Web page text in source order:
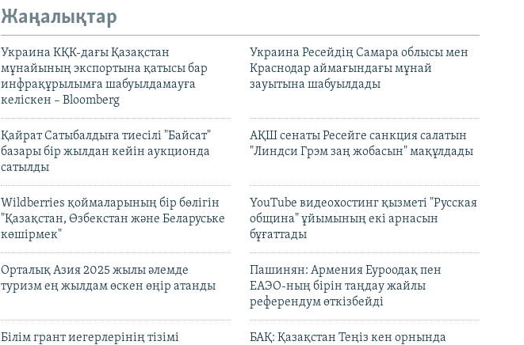
Жаңалықтар
Украина КҚК-дағы Қазақстан
мұнайының экспортына қатысы бар
инфрақұрылымға шабуылдамауға
келіскен – Bloomberg
Украина Ресейдің Самара облысы мен
Краснодар аймағындағы мұнай
зауытына шабуылдады
Қайрат Сатыбалдыға тиесілі "Байсат"
базары бір жылдан кейін аукционда
сатылды
АҚШ сенаты Ресейге санкция салатын
"Линдси Грэм заң жобасын" мақұлдады
Wildberries қоймаларының бір бөлігін
"Қазақстан, Өзбекстан және Беларуське
көшірмек"
YouTube видеохостинг қызметі "Русская
община" ұйымының екі арнасын
бұғаттады
Орталық Азия 2025 жылы әлемде
туризм ең жылдам өскен өңір атанды
Пашинян: Армения Еуроодақ пен
ЕАЭО-ның бірін таңдау жайлы
референдум өткізбейді
Білім грант иегерлерінің тізімі
БАҚ: Қазақстан Теңіз кен орнында